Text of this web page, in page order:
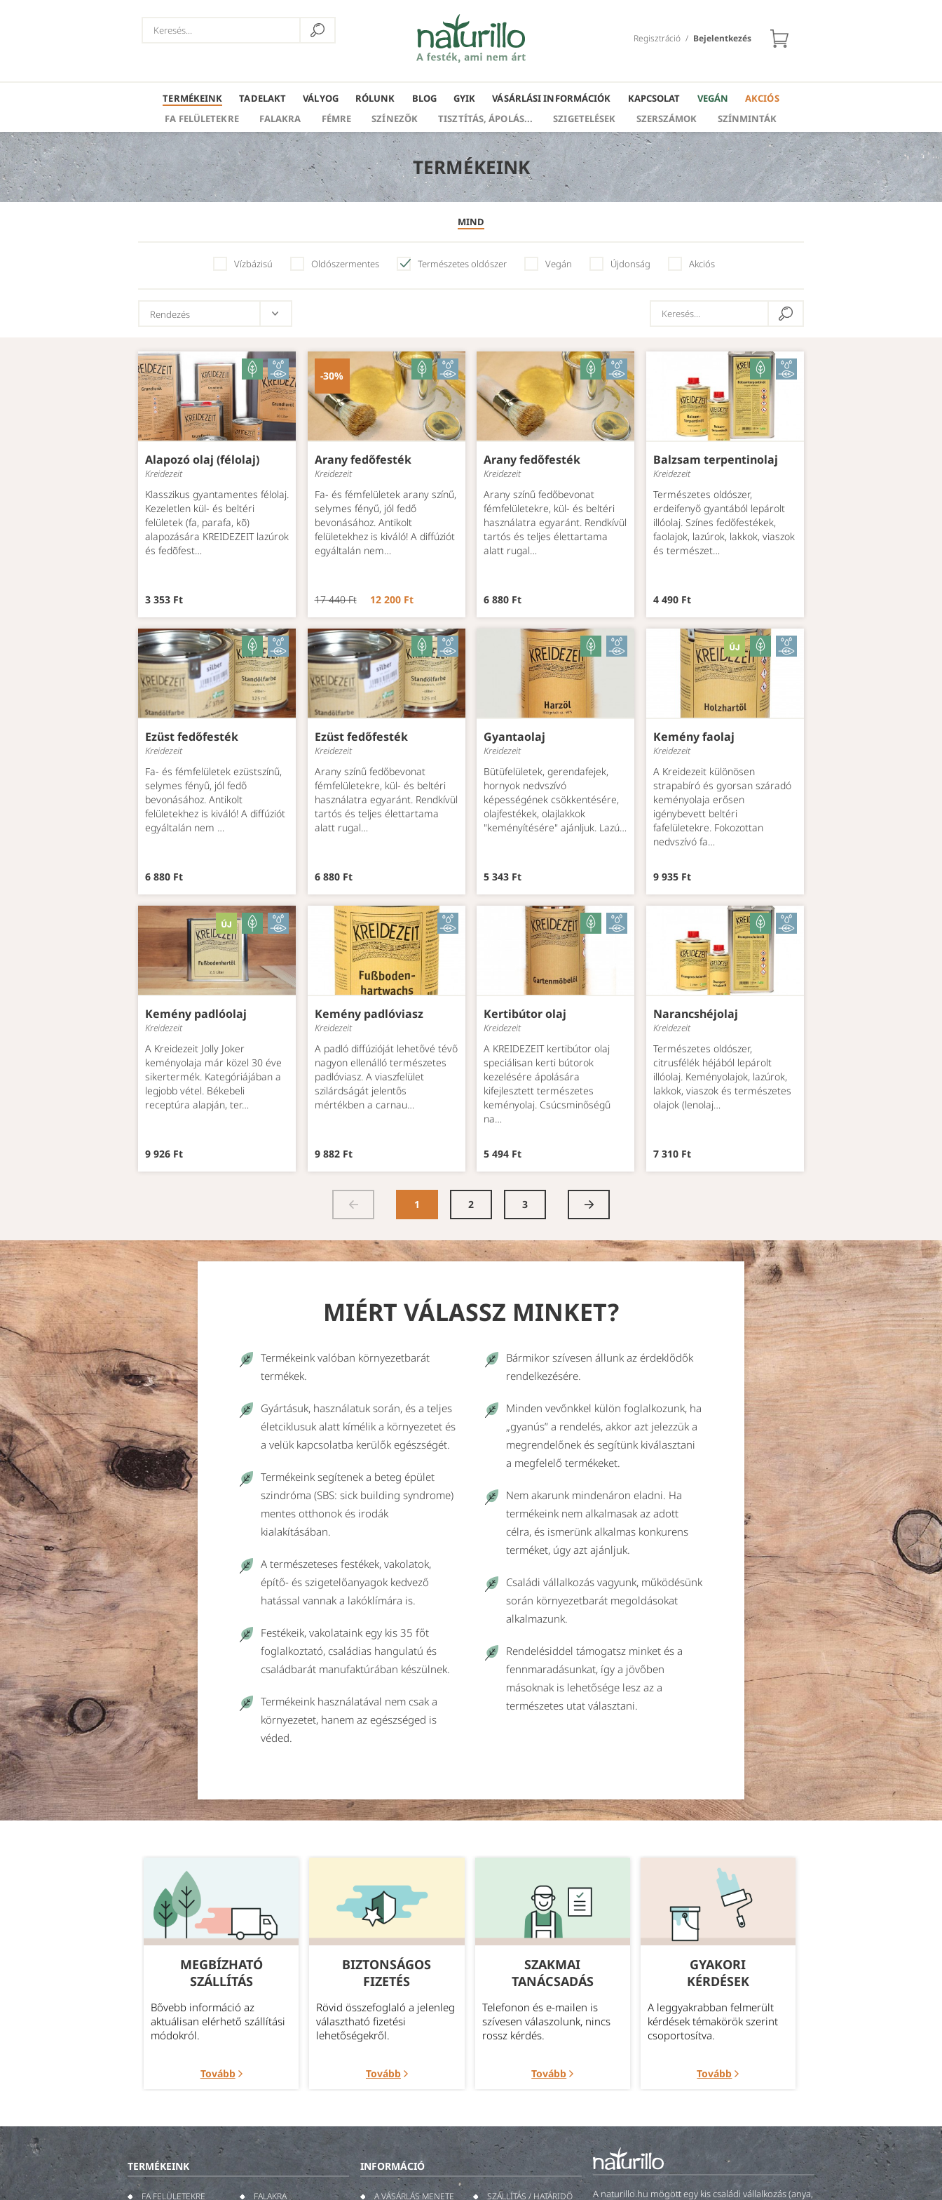
Bejelentkezés
/
Regisztráció
TERMÉKEINK TADELAKT VÁLYOG RÓLUNK BLOG GYIK VÁSÁRLÁSI INFORMÁCIÓK KAPCSOLAT VEGÁN
AKCIÓS
FA FELÜLETEKRE
FALAKRA FÉMRE SZÍNEZŐK TISZTÍTÁS, ÁPOLÁS... SZIGETELÉSEK SZERSZÁMOK SZÍNMINTÁK
TERMÉKEINK
MIND
Vízbázisú Oldószermentes Természetes oldószer Vegán Újdonság Akciós
Alapozó olaj (félolaj)
Kreidezeit
Klasszikus gyantamentes félolaj.
Kezeletlen kül- és beltéri
felületek (fa, parafa, kõ)
alapozására KREIDEZEIT lazúrok
és fedõfest…
3 353 Ft
-30%
Arany fedőfesték
Kreidezeit
Fa- és fémfelületek arany színű,
selymes fényű, jól fedő
bevonásához. Antikolt
felületekhez is kiváló! A diffúziót
egyáltalán nem…
17 440 Ft 12 200 Ft
Arany fedőfesték
Kreidezeit
Arany színű fedőbevonat
fémfelületekre, kül- és beltéri
használatra egyaránt. Rendkívül
tartós és teljes élettartama
alatt rugal…
6 880 Ft
Balzsam terpentinolaj
Kreidezeit
Természetes oldószer,
erdeifenyő gyantából lepárolt
illóolaj. Színes fedőfestékek,
faolajok, lazúrok, lakkok, viaszok
és természet…
4 490 Ft
Ezüst fedőfesték
Kreidezeit
Fa- és fémfelületek ezüstszínű,
selymes fényű, jól fedő
bevonásához. Antikolt
felületekhez is kiváló! A diffúziót
egyáltalán nem …
6 880 Ft
Ezüst fedőfesték
Kreidezeit
Arany színű fedőbevonat
fémfelületekre, kül- és beltéri
használatra egyaránt. Rendkívül
tartós és teljes élettartama
alatt rugal…
6 880 Ft
Gyantaolaj
Kreidezeit
Bütüfelületek, gerendafejek,
hornyok nedvszívó
képességének csökkentésére,
olajfestékek, olajlakkok
"keményítésére" ajánljuk. Lazú…
5 343 Ft
Kemény faolaj
Kreidezeit
A Kreidezeit különösen
strapabíró és gyorsan száradó
keményolaja erősen
igénybevett beltéri
fafelületekre. Fokozottan
nedvszívó fa…
9 935 Ft
Kemény padlóolaj
Kreidezeit
A Kreidezeit Jolly Joker
keményolaja már közel 30 éve
sikertermék. Kategóriájában a
legjobb vétel. Békebeli
receptúra alapján, ter…
9 926 Ft
Kemény padlóviasz
Kreidezeit
A padló diffúzióját lehetővé tévő
nagyon ellenálló természetes
padlóviasz. A viaszfelület
szilárdságát jelentős
mértékben a carnau…
9 882 Ft
Kertibútor olaj
Kreidezeit
A KREIDEZEIT kertibútor olaj
speciálisan kerti bútorok
kezelésére ápolására
kifejlesztett természetes
keményolaj. Csúcsminőségű
na…
5 494 Ft
Narancshéjolaj
Kreidezeit
Természetes oldószer,
citrusfélék héjából lepárolt
illóolaj. Keményolajok, lazúrok,
lakkok, viaszok és természetes
olajok (lenolaj…
7 310 Ft
1 2 3
MIÉRT VÁLASSZ MINKET?
Termékeink valóban környezetbarát
termékek.
Gyártásuk, használatuk során, és a teljes
életciklusuk alatt kímélik a környezetet és
a velük kapcsolatba kerülők egészségét.
Termékeink segítenek a beteg épület
szindróma (SBS: sick building syndrome)
mentes otthonok és irodák
kialakításában.
A természeteses festékek, vakolatok,
építő- és szigetelőanyagok kedvező
hatással vannak a lakóklímára is.
Festékeik, vakolataink egy kis 35 főt
foglalkoztató, családias hangulatú és
családbarát manufaktúrában készülnek.
Termékeink használatával nem csak a
környezetet, hanem az egészséged is
véded.
Bármikor szívesen állunk az érdeklődők
rendelkezésére.
Minden vevőnkkel külön foglalkozunk, ha
„gyanús” a rendelés, akkor azt jelezzük a
megrendelőnek és segítünk kiválasztani
a megfelelő termékeket.
Nem akarunk mindenáron eladni. Ha
termékeink nem alkalmasak az adott
célra, és ismerünk alkalmas konkurens
terméket, úgy azt ajánljuk.
Családi vállalkozás vagyunk, működésünk
során környezetbarát megoldásokat
alkalmazunk.
Rendelésiddel támogatsz minket és a
fennmaradásunkat, így a jövőben
másoknak is lehetősége lesz az a
természetes utat választani.
MEGBÍZHATÓ
SZÁLLÍTÁS
Bővebb információ az
aktuálisan elérhető szállítási
módokról.
Tovább
BIZTONSÁGOS
FIZETÉS
Rövid összefoglaló a jelenleg
választható fizetési
lehetőségekről.
Tovább
SZAKMAI
TANÁCSADÁS
Telefonon és e-mailen is
szívesen válaszolunk, nincs
rossz kérdés.
Tovább
GYAKORI
KÉRDÉSEK
A leggyakrabban felmerült
kérdések témakörök szerint
csoportosítva.
Tovább
TERMÉKEINK INFORMÁCIÓ
FA FELÜLETEKRE FALAKRA A VÁSÁRLÁS MENETE SZÁLLÍTÁS / HATÁRIDŐ
A naturillo.hu mögött egy kis családi vállalkozás (anya,